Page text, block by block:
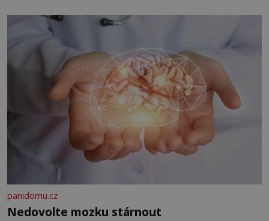
panidomu.cz
Nedovolte mozku stárnout